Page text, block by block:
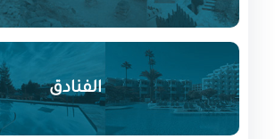
الفنادق